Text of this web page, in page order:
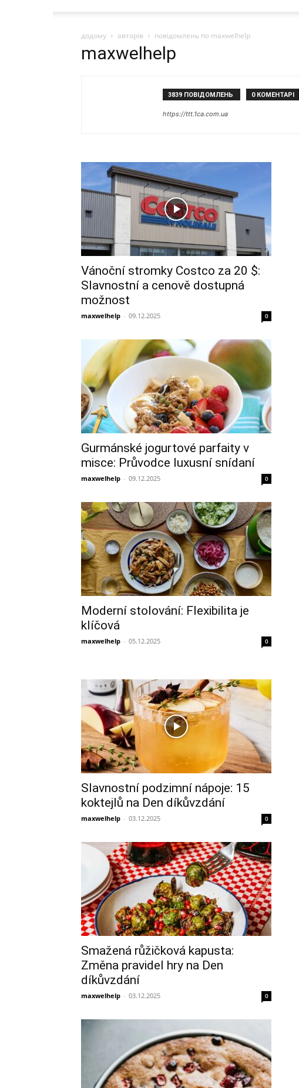
додому авторів повідомлень по maxwelhelp
maxwelhelp
3839 ПОВІДОМЛЕНЬ 0 КОМЕНТАРІ
https://ttt.1ca.com.ua
Vánoční stromky Costco za 20 $:
Slavnostní a cenově dostupná
možnost
maxwelhelp - 09.12.2025 0
Gurmánské jogurtové parfaity v
misce: Průvodce luxusní snídaní
maxwelhelp - 09.12.2025 0
Moderní stolování: Flexibilita je
klíčová
maxwelhelp - 05.12.2025 0
Slavnostní podzimní nápoje: 15
koktejlů na Den díkůvzdání
maxwelhelp - 03.12.2025 0
Smažená růžičková kapusta:
Změna pravidel hry na Den
díkůvzdání
maxwelhelp - 03.12.2025 0